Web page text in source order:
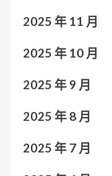
2025 年 11 月
2025 年 10 月
2025 年 9 月
2025 年 8 月
2025 年 7 月